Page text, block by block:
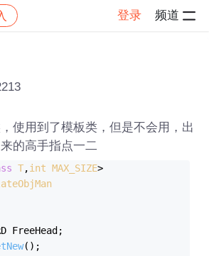
登录 频道
使用到了模板类，但是不会用，出
的高手指点一二
T,int MAX_SIZE>
FreeHead;
() ;